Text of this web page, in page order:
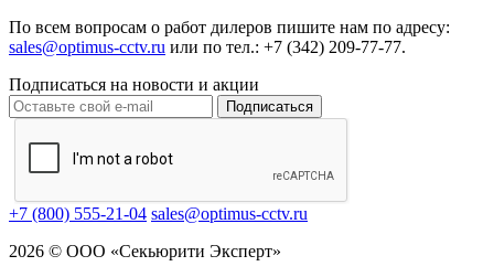
По всем вопросам о работ дилеров пишите нам по адресу:
sales@optimus-cctv.ru или по тел.: +7 (342) 209-77-77.
Подписаться на новости и акции
Подписаться
+7 (800) 555-21-04 sales@optimus-cctv.ru
2026 © ООО «Секьюрити Эксперт»